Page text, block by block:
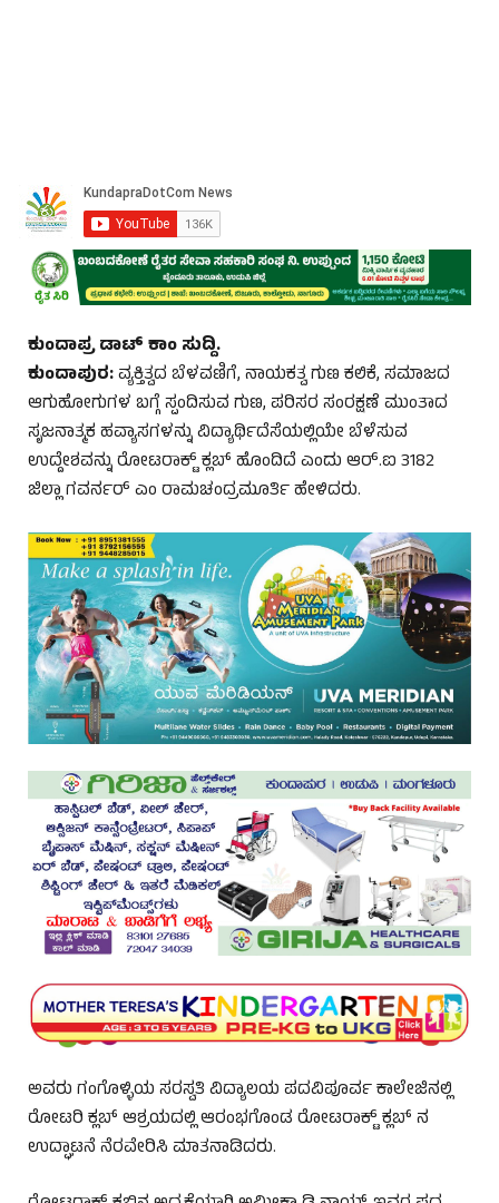
ಕುಂದಾಪ್ರ ಡಾಟ್ ಕಾಂ ಸುದ್ದಿ.
ಕುಂದಾಪುರ:ವ್ಯಕ್ತಿತ್ವದ ಬೆಳವಣಿಗೆ, ನಾಯಕತ್ವ ಗುಣ ಕಲಿಕೆ, ಸಮಾಜದ
ಆಗುಹೋಗುಗಳ ಬಗ್ಗೆ ಸ್ಪಂದಿಸುವ ಗುಣ, ಪರಿಸರ ಸಂರಕ್ಷಣೆ ಮುಂತಾದ
ಸೃಜನಾತ್ಮಕ ಹವ್ಯಾಸಗಳನ್ನು ವಿದ್ಯಾರ್ಥಿದೆಸೆಯಲ್ಲಿಯೇ ಬೆಳೆಸುವ
ಉದ್ದೇಶವನ್ನು ರೋಟರಾಕ್ಟ್ ಕ್ಲಬ್ ಹೊಂದಿದೆ ಎಂದು ಆರ್.ಐ 3182
ಜಿಲ್ಲಾ ಗವರ್ನರ್ ಎಂ ರಾಮಚಂದ್ರಮೂರ್ತಿ ಹೇಳಿದರು.
ಅವರು ಗಂಗೊಳ್ಳಿಯ ಸರಸ್ವತಿ ವಿದ್ಯಾಲಯ ಪದವಿಪೂರ್ವ ಕಾಲೇಜಿನಲ್ಲಿ
ರೋಟರಿ ಕ್ಲಬ್ ಆಶ್ರಯದಲ್ಲಿ ಆರಂಭಗೊಂಡ ರೋಟರಾಕ್ಟ್ ಕ್ಲಬ್ ನ
ಉದ್ಘಾಟನೆ ನೆರವೇರಿಸಿ ಮಾತನಾಡಿದರು.